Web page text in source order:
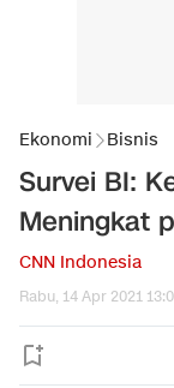
Ekonomi Bisnis
Survei BI:
Meningkat
CNN Indonesia
Rabu, 14 Apr 2021